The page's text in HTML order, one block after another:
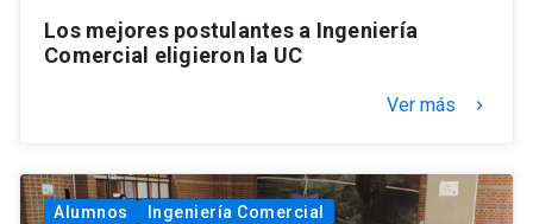
Los mejores postulantes a Ingeniería
Comercial eligieron la UC
Ver más keyboard_arrow_right
Alumnos Ingeniería Comercial